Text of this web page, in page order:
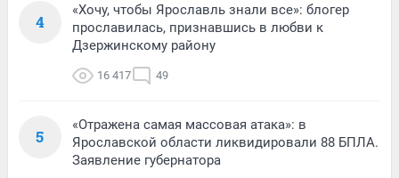
4
«Хочу, чтобы Ярославль знали все»: блогер
прославилась, признавшись в любви к
Дзержинскому району
16 417 49
5
«Отражена самая массовая атака»: в
Ярославской области ликвидировали 88 БПЛА.
Заявление губернатора